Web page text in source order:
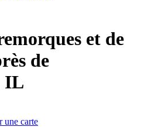
et de
de
IL
une carte